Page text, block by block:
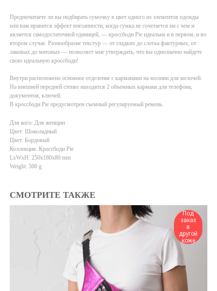
Предпочитаете ли вы подбирать сумочку в цвет одного из элементов одежды
или вам нравится эффект внезапности, когда сумка не сочетается ни с чем и
является самодостаточной единицей, — кроссбоди Pie идеальна и в первом, и во
втором случае. Разнообразие текстур — от гладких до слегка фактурных, от
лаковых до матовых — позволяет мне утверждать, что вы однозначно найдете
свою идеальную кроссбоди!
Внутри расположено основное отделение с карманами на молнии для мелочей.
На внешней передней стенке находятся 2 объемных кармана для телефона,
документов, ключей.
В кроссбоди Pie предусмотрен съемный регулируемый ремень.
Для кого: Для женщин
Цвет: Шоколадный
Цвет: Бордовый
Коллекция: Кроссбоди Pie
LxWxH: 250x180x80 mm
Weight: 500 g
СМОТРИТЕ ТАКЖЕ
Под
заказ
в
другой
коже